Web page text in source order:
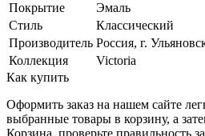
Покрытие
Эмаль
Стиль
Классический
Производитель Россия, г.
Коллекция
Victoria
Как купить
Оформить заказ на нашем сайте
выбранные товары в корзину, а